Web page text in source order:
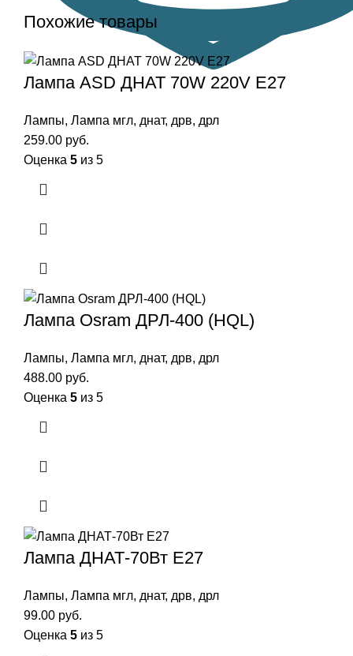
Похожие товары
Лампа ASD ДНАТ 70W 220V E27
Лампы, Лампа мгл, днат, дрв, дрл
259.00 руб.
Оценка 5 из 5
Лампа Osram ДРЛ-400 (HQL)
Лампы, Лампа мгл, днат, дрв, дрл
488.00 руб.
Оценка 5 из 5
Лампа ДНАТ-70Вт Е27
Лампы, Лампа мгл, днат, дрв, дрл
99.00 руб.
Оценка 5 из 5